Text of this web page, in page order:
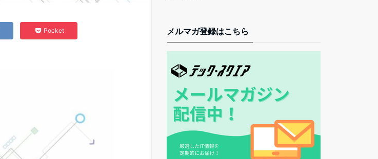
Pocket メルマガ登録はこちら